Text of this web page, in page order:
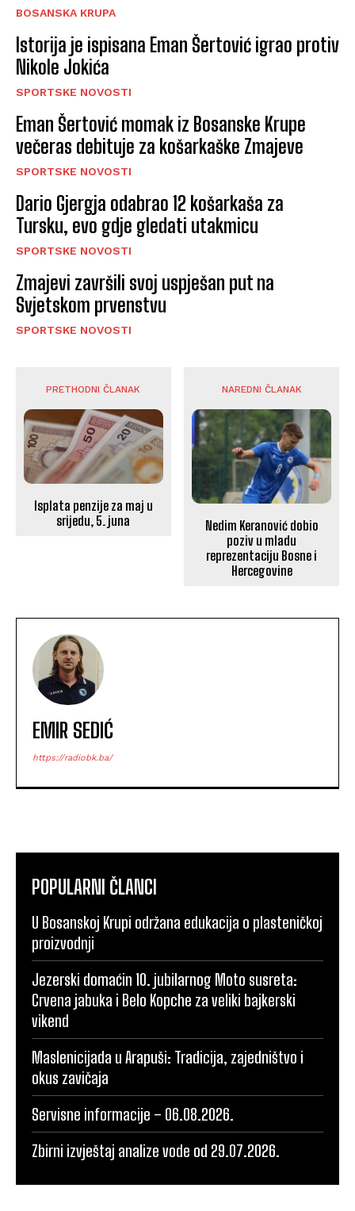
BOSANSKA KRUPA
Istorija je ispisana Eman Šertović igrao protiv
Nikole Jokića
SPORTSKE NOVOSTI
Eman Šertović momak iz Bosanske Krupe
večeras debituje za košarkaške Zmajeve
SPORTSKE NOVOSTI
Dario Gjergja odabrao 12 košarkaša za
Tursku, evo gdje gledati utakmicu
SPORTSKE NOVOSTI
Zmajevi završili svoj uspješan put na
Svjetskom prvenstvu
SPORTSKE NOVOSTI
PRETHODNI ČLANAK
Isplata penzije za maj u
srijedu, 5. juna
NAREDNI ČLANAK
Nedim Keranović dobio
poziv u mladu
reprezentaciju Bosne i
Hercegovine
EMIR SEDIĆ
https://radiobk.ba/
POPULARNI ČLANCI
U Bosanskoj Krupi održana edukacija o plasteničkoj
proizvodnji
Jezerski domaćin 10. jubilarnog Moto susreta:
Crvena jabuka i Belo Kopche za veliki bajkerski
vikend
Maslenicijada u Arapuši: Tradicija, zajedništvo i
okus zavičaja
Servisne informacije – 06.08.2026.
Zbirni izvještaj analize vode od 29.07.2026.